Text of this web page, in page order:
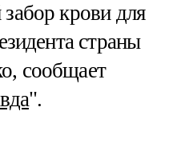
крови для
страны
сообщает
".